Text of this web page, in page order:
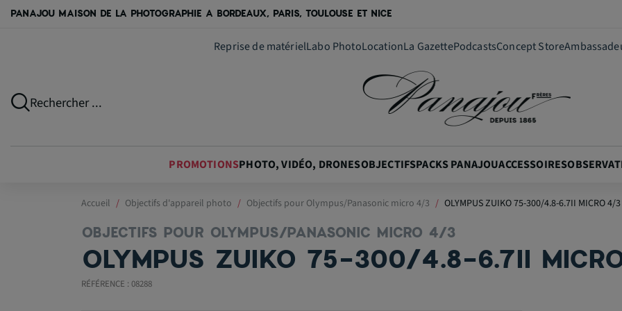
PANAJOU MAISON DE LA PHOTOGRAPHIE A BORDEAUX, PARIS, TOULOUSE ET NICE
Reprise de matérielLabo PhotoLocationLa GazettePodcastsConcept Store
Rechercher ...
PROMOTIONSPHOTO, VIDÉO, DRONESOBJECTIFSPACKS PANAJOUACCESSOIRES
Accueil Objectifs d'appareil photo Objectifs pour Olympus/Panasonic micro 4/3 OLYMPUS ZUIKO 75-300/4.8-6.7II MICRO 4/3
OBJECTIFS POUR OLYMPUS/PANASONIC MICRO 4/3
OLYMPUS ZUIKO 75-300/4.8-6.7II
RÉFÉRENCE : 08288